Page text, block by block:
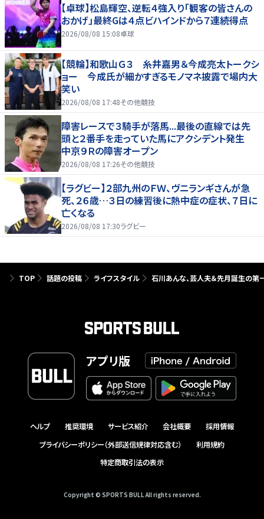
【卓球】松島輝空、逆転４強入り「観客の皆さんの
おかげ」最終Gは４点ビハインドから７連続得点
2026/08/08 15:08卓球
【競輪】和歌山Ｇ３ 糸井嘉男＆今成亮太トークシ
ョー 今成氏が細かすぎるモノマネ披露で場内大
笑い
2026/08/08 17:48その他競技
障害レースで３騎手が落馬...最後の直線では先
頭と２番手を走っていた馬にアクシデント発生
中京９Ｒの障害オープン
2026/08/08 17:26その他競技
【ラグビー】２部九州のＦＷ、ヴニランギさんが急
死、２６歳…３日の練習後に熱中症の症状、７日に
亡くなる
2026/08/08 17:30ラグビー
TOP 話題の投稿 ライフスタイル 石川あんな、芸人夫＆先月誕生の第
アプリ版
ヘルプ 推奨環境 サービス紹介 会社概要
採用情報
プライバシーポリシー（外部送信規律対応含む）
利用規約
特定商取引法の表示
Copyright © SPORTS BULL All rights reserved.